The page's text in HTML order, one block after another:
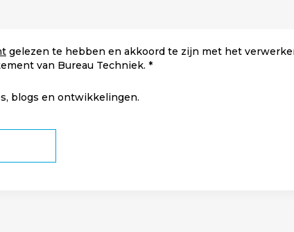
gelezen te hebben en akkoord te zijn met het
van Bureau Techniek.
blogs en ontwikkelingen.